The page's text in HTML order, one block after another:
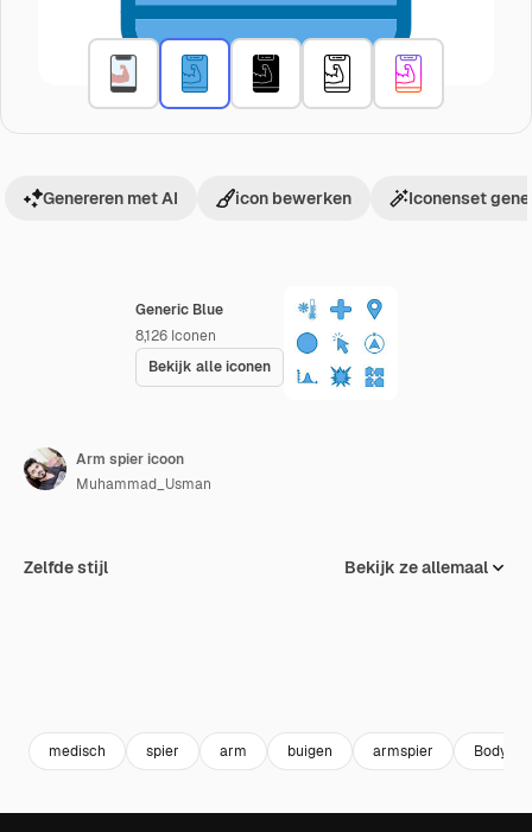
Generic Blue
8,126 Iconen
Bekijk alle iconen
Genereren met AI icon bewerken Iconenset
Arm spier icoon
Muhammad_Usman
Zelfde stijl Bekijk ze allemaal
medisch spier arm buigen armspier Body